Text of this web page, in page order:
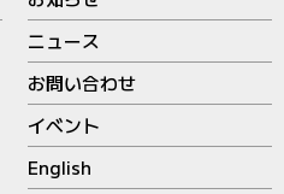
ニュース
お問い合わせ
イベント
English